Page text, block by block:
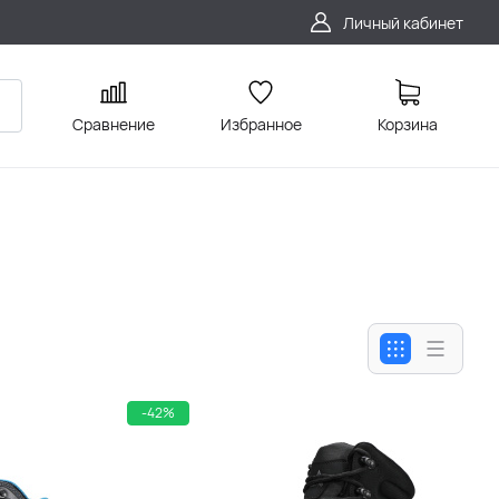
Личный кабинет
Сравнение Избранное Корзина
-42%